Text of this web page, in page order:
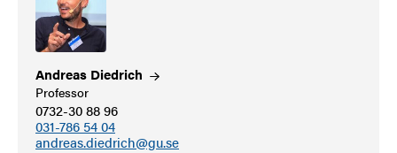
Andreas Diedrich
Professor
0732-30 88 96
031-786 54 04
andreas.diedrich@gu.se